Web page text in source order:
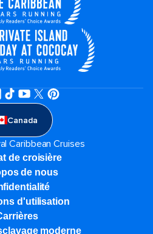
Canada
Caribbean Cruises
de croisière
de nous
d'utilisation
moderne